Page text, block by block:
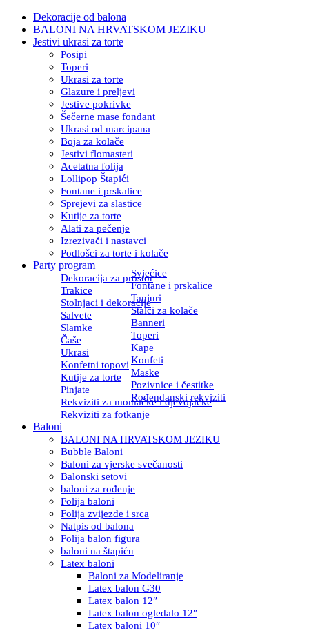
Dekoracije od balona
BALONI NA HRVATSKOM JEZIKU
Jestivi ukrasi za torte
Posipi
Toperi
Ukrasi za torte
Glazure i preljevi
Jestive pokrivke
Šečerne mase fondant
Ukrasi od marcipana
Boja za kolače
Jestivi flomasteri
Acetatna folija
Lollipop Štapići
Fontane i prskalice
Sprejevi za slastice
Kutije za torte
Alati za pečenje
Izrezivači i nastavci
Podlošci za torte i kolače
Party program
Dekoracija za prostor
Svjećice
Trakice
Fontane i prskalice
Stolnjaci i dekoracije
Tanjuri
Salvete
Stalci za kolače
Slamke
Banneri
Čaše
Toperi
Ukrasi
Kape
Konfetni topovi Konfeti
Kutije za torte
Maske
Pinjate
Pozivnice i čestitke
Rekviziti za momačke i djevojačke
Rođendanski rekviziti
Rekviziti za fotkanje
Baloni
BALONI NA HRVATSKOM JEZIKU
Bubble Baloni
Baloni za vjerske svečanosti
Balonski setovi
baloni za rođenje
Folija baloni
Folija zvijezde i srca
Natpis od balona
Folija balon figura
baloni na štapiću
Latex baloni
Baloni za Modeliranje
Latex balon G30
Latex balon 12″
Latex balon ogledalo 12″
Latex baloni 10″